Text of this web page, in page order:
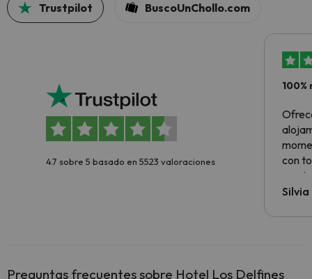
Trustpilot BuscoUnChollo.com
4.7 sobre 5 basado en 5523 valoraciones
con
Preguntas frecuentes sobre Hotel Los Delfines